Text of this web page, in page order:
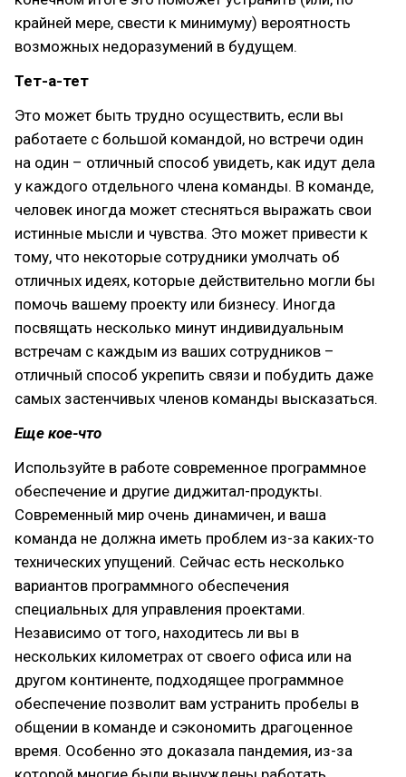
крайней мере, свести к минимуму) вероятность
возможных недоразумений в будущем.
Тет-а-тет
Это может быть трудно осуществить, если вы
работаете с большой командой, но встречи один
на один – отличный способ увидеть, как идут дела
у каждого отдельного члена команды. В команде,
человек иногда может стесняться выражать свои
истинные мысли и чувства. Это может привести к
тому, что некоторые сотрудники умолчать об
отличных идеях, которые действительно могли бы
помочь вашему проекту или бизнесу. Иногда
посвящать несколько минут индивидуальным
встречам с каждым из ваших сотрудников –
отличный способ укрепить связи и побудить даже
самых застенчивых членов команды высказаться.
Еще кое-что
Используйте в работе современное программное
обеспечение и другие диджитал-продукты.
Современный мир очень динамичен, и ваша
команда не должна иметь проблем из-за каких-то
технических упущений. Сейчас есть несколько
вариантов программного обеспечения
специальных для управления проектами.
Независимо от того, находитесь ли вы в
нескольких километрах от своего офиса или на
другом континенте, подходящее программное
обеспечение позволит вам устранить пробелы в
общении в команде и сэкономить драгоценное
время. Особенно это доказала пандемия, из-за